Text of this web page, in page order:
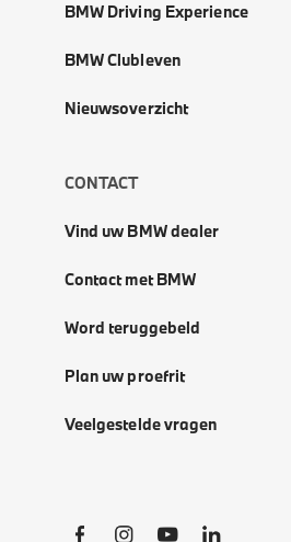
BMW Driving Experience
BMW Clubleven
Nieuwsoverzicht
CONTACT
Vind uw BMW dealer
Contact met BMW
Word teruggebeld
Plan uw proefrit
Veelgestelde vragen
Social Links